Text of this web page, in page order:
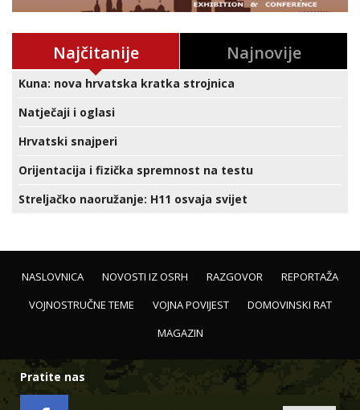
Najčitanije Najnovije
Kuna: nova hrvatska kratka strojnica
Natječaji i oglasi
Hrvatski snajperi
Orijentacija i fizička spremnost na testu
Streljačko naoružanje: H11 osvaja svijet
NASLOVNICA NOVOSTI IZ OSRH RAZGOVOR
REPORTAŽA
VOJNOSTRUČNE TEME
VOJNA POVIJEST
DOMOVINSKI RAT
MAGAZIN
Pratite nas